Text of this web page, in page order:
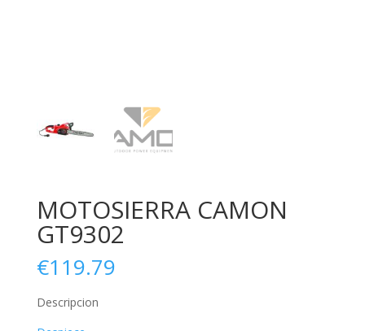
MOTOSIERRA CAMON
GT9302
€119.79
Descripcion